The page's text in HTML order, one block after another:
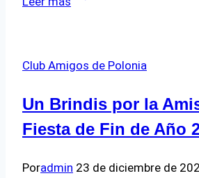
Un
de
Año
en
Club Amigos de Polonia
Un Brindis por la
Fiesta de Fin de Año
Poradmin 23 de diciembre de